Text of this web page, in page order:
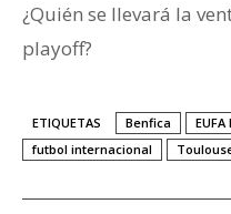
¿Quién se llevará la
playoff?
ETIQUETAS Benfica
futbol internacional